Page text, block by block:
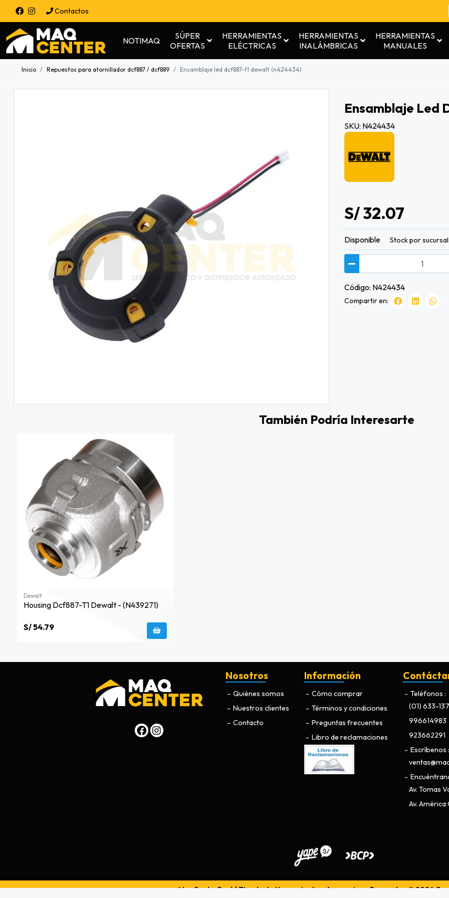
Contactos
NOTIMAQ
SÚPER
OFERTAS
HERRAMIENTAS
ELÉCTRICAS
HERRAMIENTAS
INALÁMBRICAS
HERRAMIENTAS
MANUALES
Inicio Repuestos para atornillador dcf887 / dcf889 Ensamblaje led dcf887-t1 dewalt (n424434)
Ensamblaje Led
SKU: N424434
S/ 32.07
Disponible Stock por sucursal
Código: N424434
Compartir en:
También Podría Interesarte
Dewalt
Housing Dcf887-T1 Dewalt - (n439271)
S/ 54.79
Nosotros
Quiénes somos
Nuestros clientes
Contacto
Información
Cómo comprar
Términos y condiciones
Preguntas frecuentes
Libro de reclamaciones
Teléfonos
(01) 633-
996614983
923662291
Escríbenos
Av. Tomas
Av. América
MaqCenterPerú | Tienda de Herramientas, Accesorios y Repuestos © 2026